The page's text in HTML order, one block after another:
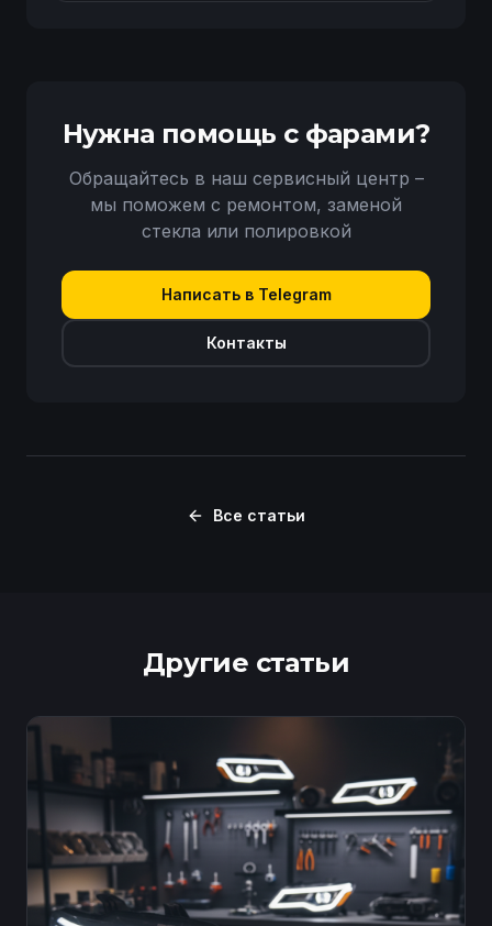
Нужна помощь с фарами?
Обращайтесь в наш сервисный центр –
мы поможем с ремонтом, заменой
стекла или полировкой
Написать в Telegram
Контакты
Все статьи
Другие статьи